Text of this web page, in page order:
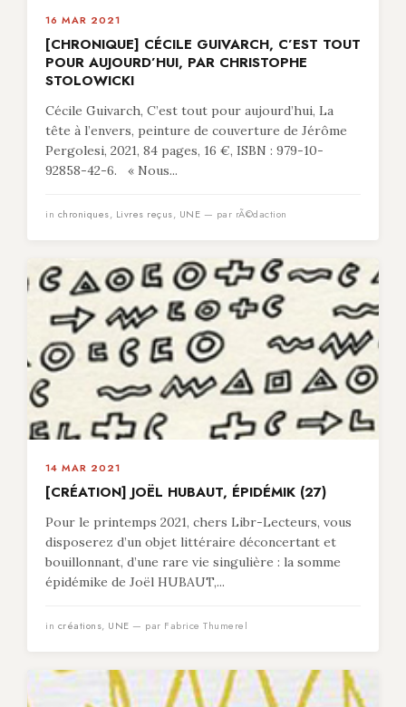
16 MAR 2021
[CHRONIQUE] CÉCILE GUIVARCH, C’EST TOUT
POUR AUJOURD’HUI, PAR CHRISTOPHE
STOLOWICKI
Cécile Guivarch, C’est tout pour aujourd’hui, La
tête à l’envers, peinture de couverture de Jérôme
Pergolesi, 2021, 84 pages, 16 €, ISBN : 979-10-
92858-42-6. « Nous...
in chroniques, Livres reçus, UNE — par rÃ©daction
14 MAR 2021
[CRÉATION] JOËL HUBAUT, ÉPIDÉMIK (27)
Pour le printemps 2021, chers Libr-Lecteurs, vous
disposerez d’un objet littéraire déconcertant et
bouillonnant, d’une rare vie singulière : la somme
épidémike de Joël HUBAUT,...
in créations, UNE — par Fabrice Thumerel